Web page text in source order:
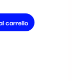
carrello